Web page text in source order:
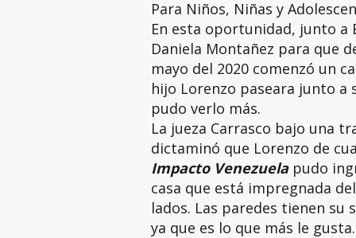
Para Niños, Niñas y
En esta oportunidad, junto a
Daniela Montañez para que
mayo del 2020 comenzó un
hijo Lorenzo paseara junto
pudo verlo más.
La jueza Carrasco bajo una
dictaminó que Lorenzo de
Impacto Venezuelapudo
casa que está impregnada
lados. Las paredes tienen
ya que es lo que más le gusta.